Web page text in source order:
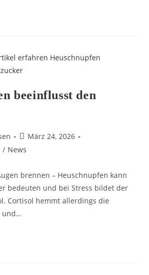
beeinflusst den
März 24, 2026
/ News
brennen – Heuschnupfen kann
bedeuten und bei Stress bildet der
Cortisol hemmt allerdings die
und…